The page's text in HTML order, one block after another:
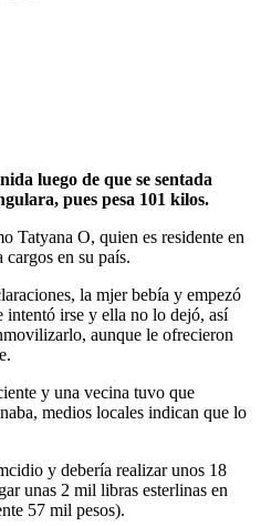
luego de que se sentada
pues pesa 101 kilos.
Tatyana O, quien es residente en
en su país.
la mjer bebía y empezó
intentó irse y ella no lo dejó, así
aunque le ofrecieron
y una vecina tuvo que
medios locales indican que lo
y debería realizar unos 18
unas 2 mil libras esterlinas en
57 mil pesos).